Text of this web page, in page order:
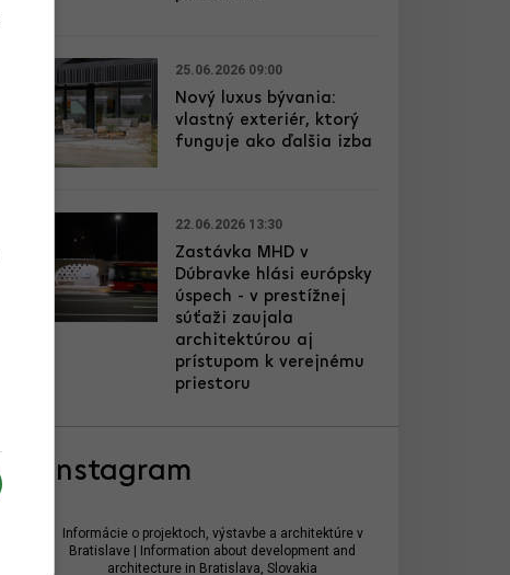
25.06.2026 09:00
Nový luxus bývania:
vlastný exteriér, ktorý
funguje ako ďalšia izba
22.06.2026 13:30
Zastávka MHD v
Dúbravke hlási európsky
úspech - v prestížnej
súťaži zaujala
architektúrou aj
prístupom k verejnému
priestoru
Instagram
Informácie o projektoch, výstavbe a architektúre v
Bratislave | Information about development and
architecture in Bratislava, Slovakia